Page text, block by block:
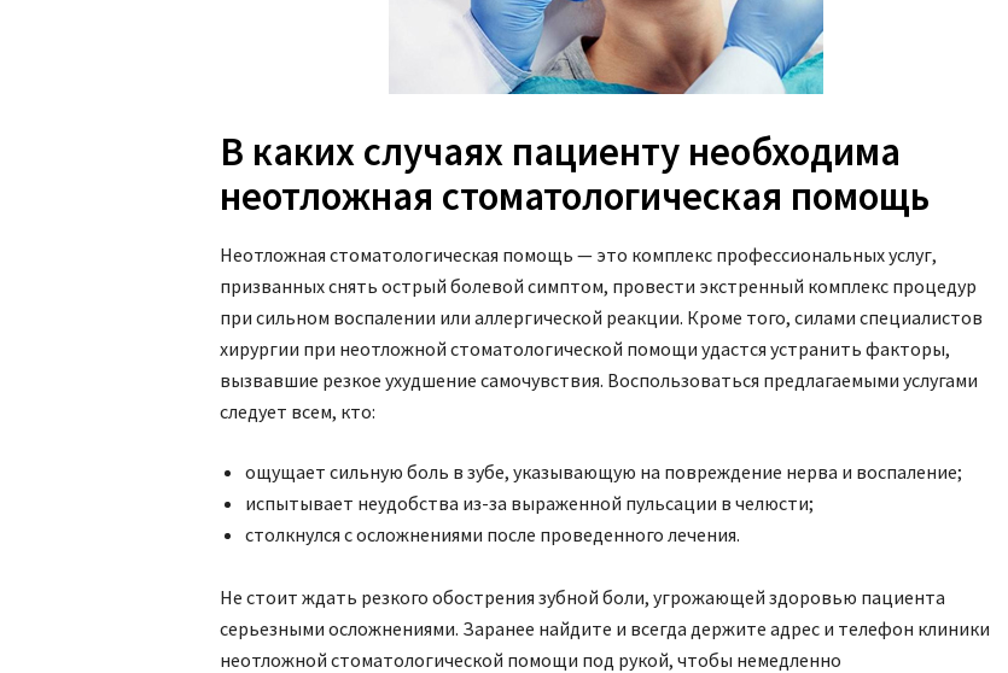
В каких случаях пациенту необходима
неотложная стоматологическая помощь
Неотложная стоматологическая помощь — это комплекс профессиональных услуг,
призванных снять острый болевой симптом, провести экстренный комплекс процедур
при сильном воспалении или аллергической реакции. Кроме того, силами специалистов
хирургии при неотложной стоматологической помощи удастся устранить факторы,
вызвавшие резкое ухудшение самочувствия. Воспользоваться предлагаемыми услугами
следует всем, кто:
ощущает сильную боль в зубе, указывающую на повреждение нерва и воспаление;
испытывает неудобства из-за выраженной пульсации в челюсти;
столкнулся с осложнениями после проведенного лечения.
Не стоит ждать резкого обострения зубной боли, угрожающей здоровью пациента
серьезными осложнениями. Заранее найдите и всегда держите адрес и телефон клиники
неотложной стоматологической помощи под рукой, чтобы немедленно